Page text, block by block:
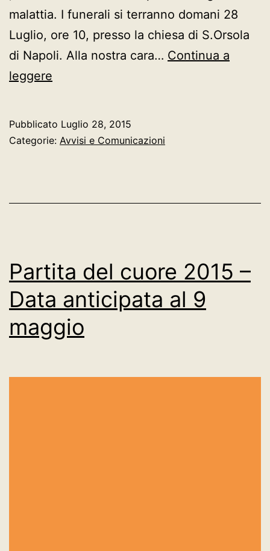
malattia. I funerali si terranno domani 28
Luglio, ore 10, presso la chiesa di S.Orsola
di Napoli. Alla nostra cara… Continua a
leggere
Pubblicato Luglio 28, 2015
Categorie: Avvisi e Comunicazioni
Partita del cuore 2015 –
Data anticipata al 9
maggio